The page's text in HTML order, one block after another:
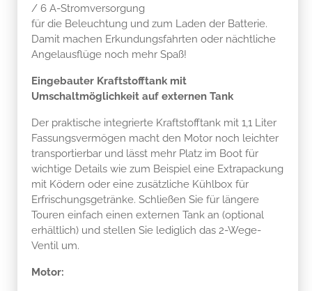
/ 6 A-Stromversorgung
für die Beleuchtung und zum Laden der Batterie.
Damit machen Erkundungsfahrten oder nächtliche
Angelausflüge noch mehr Spaß!
Eingebauter Kraftstofftank mit
Umschaltmöglichkeit auf externen Tank
Der praktische integrierte Kraftstofftank mit 1,1 Liter
Fassungsvermögen macht den Motor noch leichter
transportierbar und lässt mehr Platz im Boot für
wichtige Details wie zum Beispiel eine Extrapackung
mit Ködern oder eine zusätzliche Kühlbox für
Erfrischungsgetränke. Schließen Sie für längere
Touren einfach einen externen Tank an (optional
erhältlich) und stellen Sie lediglich das 2-Wege-
Ventil um.
Motor: